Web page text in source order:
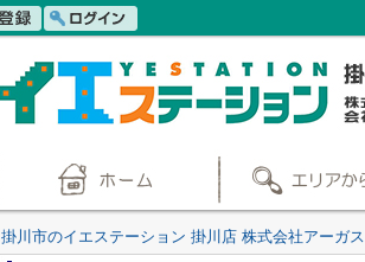
掛川市のイエステーション 掛川店 株式会社アーガス